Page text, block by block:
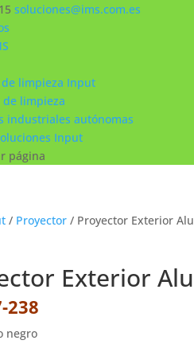
soluciones@ims.com.es
limpieza Input
de limpieza
industriales autónomas
Input
página
/ Proyector / Proyector Exterior
Exterior
238
negro